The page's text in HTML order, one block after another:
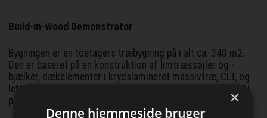
Build-in-Wood Demonstrator
Bygningen er en toetagers træbygning på i alt ca. 340 m2.
Den er baseret på en konstruktion af limtræssøjler og -
bjælker, dækelementer i krydslamineret massivtræ, CLT, og
lette facader af træ - et byggesystem, som er udviklet i EU-
projektet Build-in-Wood, ledet af Teknologisk Institut. ×
Denne hjemmeside bruger